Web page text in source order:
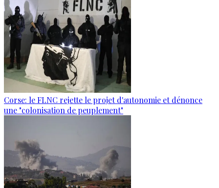
Corse: le FLNC rejette le projet d'autonomie et dénonce
une "colonisation de peuplement"